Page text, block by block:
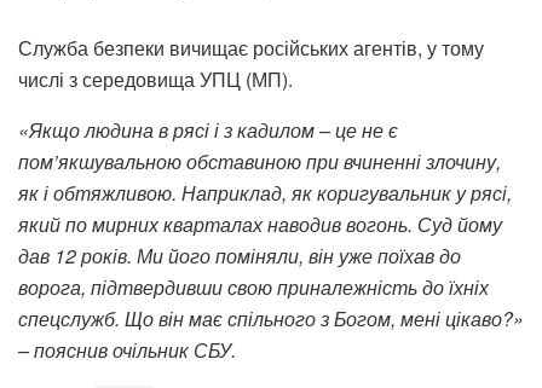
Служба безпеки вичищає російських агентів, у тому
числі з середовища УПЦ (МП).
«Якщо людина в рясі і з кадилом – це не є
пом’якшувальною обставиною при вчиненні злочину,
як і обтяжливою. Наприклад, як коригувальник у рясі,
який по мирних кварталах наводив вогонь. Суд йому
дав 12 років. Ми його поміняли, він уже поїхав до
ворога, підтвердивши свою приналежність до їхніх
спецслужб. Що він має спільного з Богом, мені цікаво?»
– пояснив очільник СБУ.